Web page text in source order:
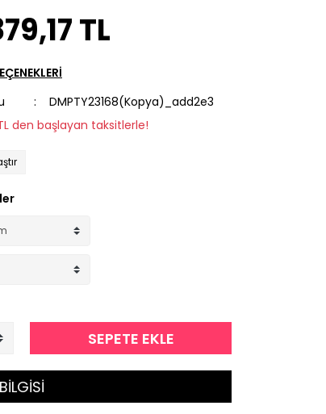
TL
DMPTY23168(Kopya)_add2e3
TL den başlayan taksitlerle!
SEPETE EKLE